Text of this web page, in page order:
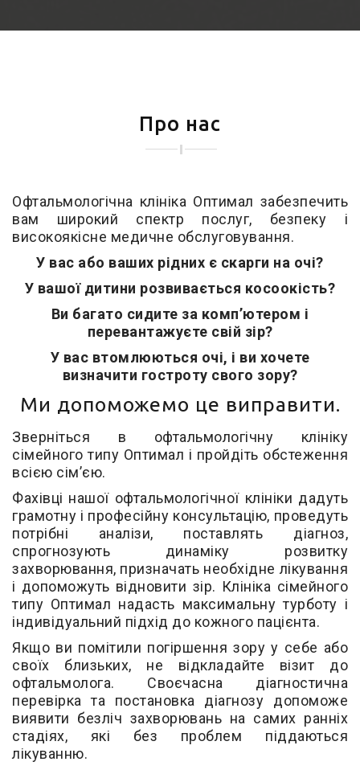
Про нас
Офтальмологічна клініка Оптимал забезпечить
вам широкий спектр послуг, безпеку і
високоякісне медичне обслуговування.
У вас або ваших рідних є скарги на очі?
У вашої дитини розвивається косоокість?
Ви багато сидите за комп’ютером і
перевантажуєте свій зір?
У вас втомлюються очі, і ви хочете
визначити гостроту свого зору?
Ми допоможемо це виправити.
Зверніться в офтальмологічну клініку
сімейного типу Оптимал і пройдіть обстеження
всією сім’єю.
Фахівці нашої офтальмологічної клініки дадуть
грамотну і професійну консультацію, проведуть
потрібні аналізи, поставлять діагноз,
спрогнозують динаміку розвитку
захворювання, призначать необхідне лікування
і допоможуть відновити зір. Клініка сімейного
типу Оптимал надасть максимальну турботу і
індивідуальний підхід до кожного пацієнта.
Якщо ви помітили погіршення зору у себе або
своїх близьких, не відкладайте візит до
офтальмолога. Своєчасна діагностична
перевірка та постановка діагнозу допоможе
виявити безліч захворювань на самих ранніх
стадіях, які без проблем піддаються
лікуванню.